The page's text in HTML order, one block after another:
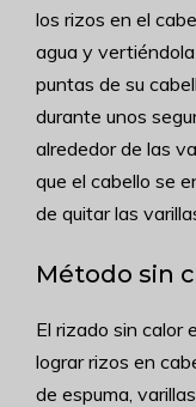
los rizos en el
agua y
puntas de su
durante unos
alrededor de las
que el cabello se
de quitar las
Método sin
El rizado sin calor
lograr rizos en
de espuma,